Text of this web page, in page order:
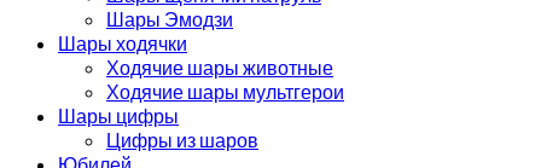
Шары Эмодзи
Шары ходячки
Ходячие шары животные
Ходячие шары мультгерои
Шары цифры
Цифры из шаров
Юбилей